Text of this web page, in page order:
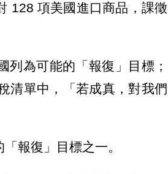
128 項美國進口商品，課徵
列為可能的「報復」目標；
清單中，「若成真，對我們
報復」目標之一。